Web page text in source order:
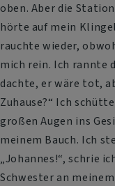
oben. Aber die
hörte auf mein
rauchte wieder,
mich rein. Ich rannte
dachte, er wäre tot,
Zuhause?“ Ich
großen Augen ins
meinem Bauch. Ich
„Johannes!“, schrie
Schwester an